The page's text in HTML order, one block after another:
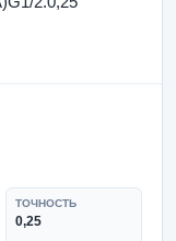
ТОЧНОСТЬ
0,25